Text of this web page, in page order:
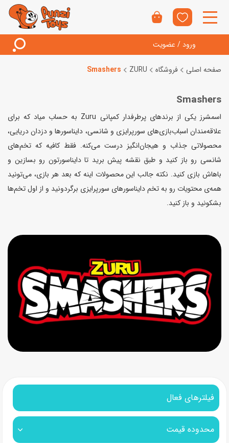
ورود / عضویت
صفحه اصلی فروشگاه ZURU
Smashers
Smashers
اسمشرز یکی از برندهای پرطرفدار کمپانی Zuru به حساب میاد که برای
علاقه‌مندان اسباب‌بازی‌های سورپرایزی و شانسی، دایناسورها و دزدان دریایی،
محصولاتی جذاب و هیجان‌انگیز درست می‌کنه. فقط کافیه که تخم‌های
شانسی رو باز کنید و طبق نقشه پیش برید تا دایناسورتون رو بسازین و
باهاش بازی کنید. نکته جالب این محصولات اینه که بعد هر بازی، می‌تونید
همه‌ی محتویات رو به تخم دایناسورهای سورپرایزی برگردونید و از اول تخم‌ها
بشکونید و باز کنید.
فیلترهای فعال
محدوده قیمت